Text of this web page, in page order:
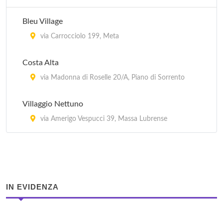
Olga's Residence
Residence Villa Tina
Rota
via Rota 25, Sorrento
Bleu Village
via Carrocciolo 199, Meta
Costa Alta
via Madonna di Roselle 20/A, Piano di Sorrento
Villaggio Nettuno
via Amerigo Vespucci 39, Massa Lubrense
IN EVIDENZA